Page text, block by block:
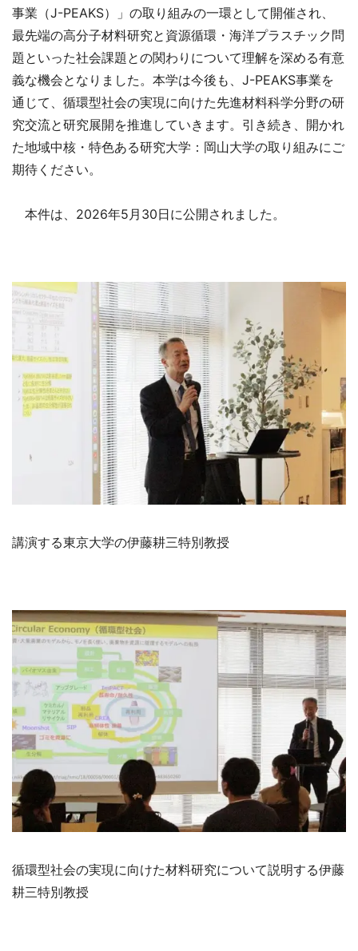
事業（J-PEAKS）」の取り組みの一環として開催され、
最先端の高分子材料研究と資源循環・海洋プラスチック問
題といった社会課題との関わりについて理解を深める有意
義な機会となりました。本学は今後も、J-PEAKS事業を
通じて、循環型社会の実現に向けた先進材料科学分野の研
究交流と研究展開を推進していきます。引き続き、開かれ
た地域中核・特色ある研究大学：岡山大学の取り組みにご
期待ください。
本件は、2026年5月30日に公開されました。
講演する東京大学の伊藤耕三特別教授
循環型社会の実現に向けた材料研究について説明する伊藤
耕三特別教授